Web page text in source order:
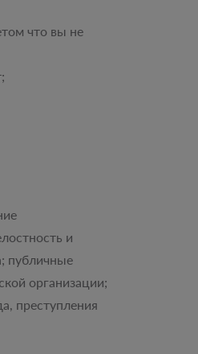
что вы не
и
публичные
организации;
преступления